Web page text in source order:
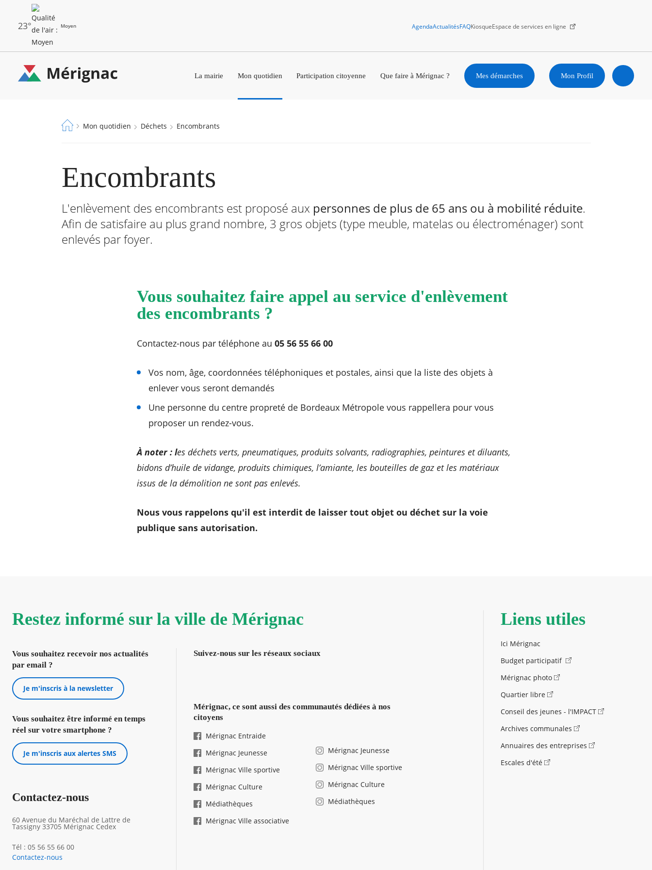
principal
23° Moyen
dernières
alertes
AgendaActualitésFAQKiosqueEspace de services en ligne
La mairie Mon quotidien Participation citoyenne Que faire à Mérignac ? Mes démarches Mon Profil
RECHERCHER ...
Fil
Mon quotidien Déchets Encombrants
Encombrants
L'enlèvement des encombrants est proposé aux personnes de plus de 65 ans ou à mobilité réduite.
Afin de satisfaire au plus grand nombre, 3 gros objets (type meuble, matelas ou électroménager) sont
enlevés par foyer.
Vous souhaitez faire appel au service d'enlèvement
des encombrants ?
Contactez-nous par téléphone au 05 56 55 66 00
Vos nom, âge, coordonnées téléphoniques et postales, ainsi que la liste des objets à
enlever vous seront demandés
Une personne du centre propreté de Bordeaux Métropole vous rappellera pour vous
proposer un rendez-vous.
À noter : les déchets verts, pneumatiques, produits solvants, radiographies, peintures et diluants,
bidons d’huile de vidange, produits chimiques, l’amiante, les bouteilles de gaz et les matériaux
issus de la démolition ne sont pas enlevés.
Nous vous rappelons qu'il est interdit de laisser tout objet ou déchet sur la voie
publique sans autorisation.
Restez informé sur la ville de Mérignac
Vous souhaitez recevoir nos actualités
par email ?
Je m'inscris à la newsletter
Vous souhaitez être informé en temps
réel sur votre smartphone ?
Je m'inscris aux alertes SMS
Contactez-nous
60 Avenue du Maréchal de Lattre de
Tassigny 33705 Mérignac Cedex
Tél : 05 56 55 66 00
Contactez-nous
Suivez-nous sur les réseaux sociaux
Mérignac, ce sont aussi des communautés dédiées à nos
citoyens
Mérignac Entraide
Mérignac Jeunesse
Mérignac Ville sportive
Mérignac Culture
Médiathèques
Mérignac Ville associative
Mérignac Jeunesse
Mérignac Ville sportive
Mérignac Culture
Médiathèques
Liens utiles
Ici Mérignac
Budget participatif
Mérignac photo
Quartier libre
Conseil des jeunes - l'IMPACT
Archives communales
Annuaires des entreprises
Escales d'été